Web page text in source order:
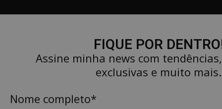
FIQUE POR
Assine minha news com
exclusivas e muito mais.